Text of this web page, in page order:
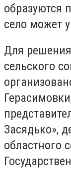
образуются
село может
Для
сельского
Засядько»,
областного